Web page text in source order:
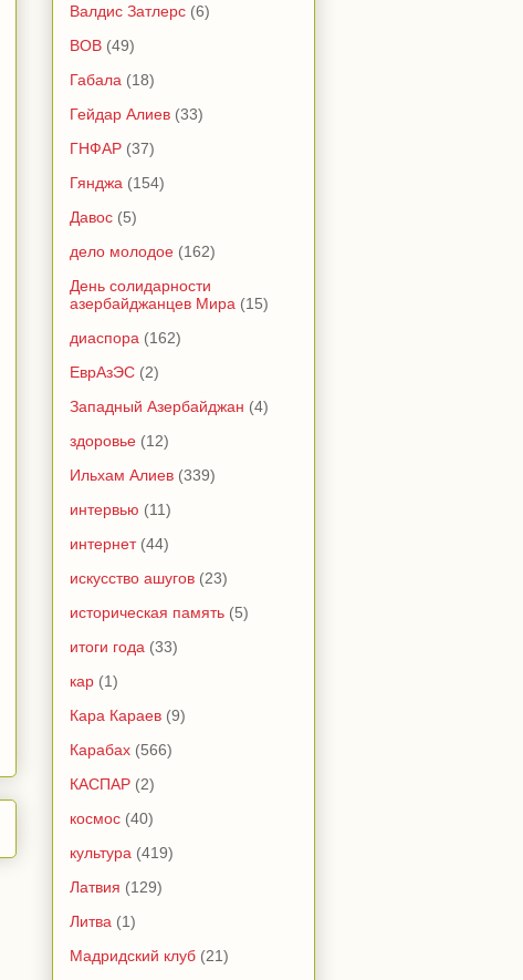
Валдис Затлерс (6)
ВОВ (49)
Габала (18)
Гейдар Алиев (33)
ГНФАР (37)
Гянджа (154)
Давос (5)
дело молодое (162)
День солидарности
азербайджанцев Мира (15)
диаспора (162)
ЕврАзЭС (2)
Западный Азербайджан (4)
здоровье (12)
Ильхам Алиев (339)
интервью (11)
интернет (44)
искусство ашугов (23)
историческая память (5)
итоги года (33)
кар (1)
Кара Караев (9)
Карабах (566)
КАСПАР (2)
космос (40)
культура (419)
Латвия (129)
Литва (1)
Мадридский клуб (21)